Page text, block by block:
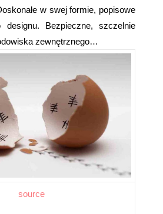
w swej formie, popisowe
designu. Bezpieczne, szczelnie
zewnętrznego…
source